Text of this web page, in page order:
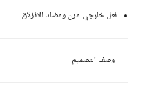
نعل خارجي مرن ومضاد للانزلاق
وصف التصميم